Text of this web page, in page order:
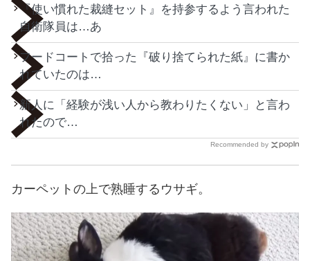
『使い慣れた裁縫セット』を持参するよう言われた
自衛隊員は…あ
フードコートで拾った『破り捨てられた紙』に書か
れていたのは…
新人に「経験が浅い人から教わりたくない」と言わ
れたので…
Recommended by
カーペットの上で熟睡するウサギ。